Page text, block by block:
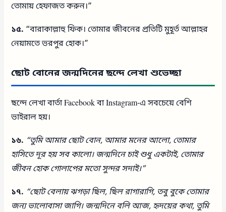
তোমায় হেফাজত করুন।”
১৫. “বারাকাল্লাহু ফিক। তোমার জীবনের প্রতিটি মুহূর্ত আল্লাহর
নেয়ামতে ভরপুর হোক।”
ছোট বোনের জন্মদিনের ছন্দে লেখা শুভেচ্ছা
ছন্দে লেখা বার্তা Facebook বা Instagram-এ সবচেয়ে বেশি
ভাইরাল হয়।
১৬. “তুমি আমার ছোট বোন, আমার মনের আলো, তোমার
হাসিতে দূর হয় সব কালো। জন্মদিনে চাই শুধু একটাই, তোমার
জীবন হোক গোলাপের মতো সুন্দর সদাই।”
১৭. “ছোট বেলায় ঝগড়া ছিল, ছিল রাগারাগি, তবু বুকে তোমার
জন্য ভালোবাসা জাগি। জন্মদিনে বলি আজ, হৃদয়ের কথা, তুমি